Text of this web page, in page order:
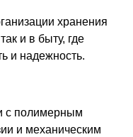
хранения
и в быту, где
и надежность.
с полимерным
и механическим